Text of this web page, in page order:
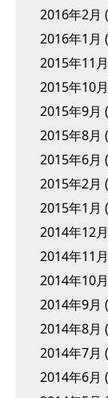
2016年2月
2016年1月
2015年11月
2015年10月
2015年9月
2015年8月
2015年6月
2015年2月
2015年1月
2014年12月
2014年11月
2014年10月
2014年9月
2014年8月
2014年7月
2014年6月